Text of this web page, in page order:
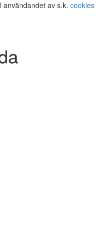
användandet av s.k. cookies